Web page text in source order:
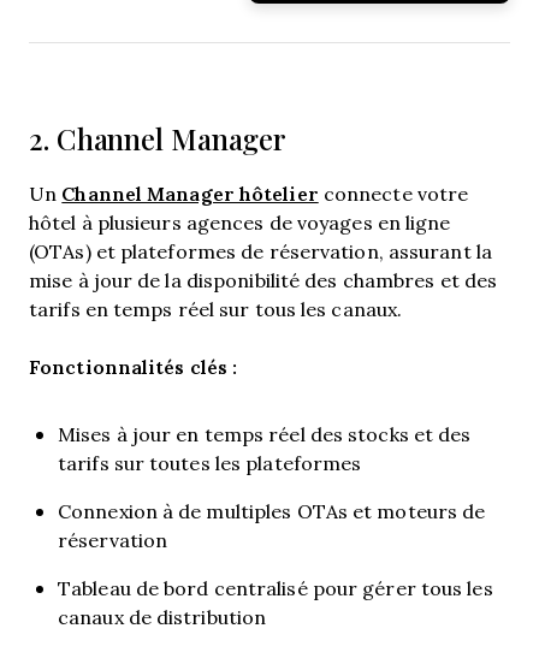
2. Channel Manager
Un Channel Manager hôtelier connecte votre
hôtel à plusieurs agences de voyages en ligne
(OTAs) et plateformes de réservation, assurant la
mise à jour de la disponibilité des chambres et des
tarifs en temps réel sur tous les canaux.
Fonctionnalités clés :
Mises à jour en temps réel des stocks et des
tarifs sur toutes les plateformes
Connexion à de multiples OTAs et moteurs de
réservation
Tableau de bord centralisé pour gérer tous les
canaux de distribution